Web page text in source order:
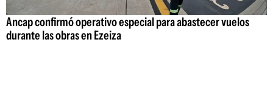
Ancap confirmó operativo especial para abastecer vuelos
durante las obras en Ezeiza